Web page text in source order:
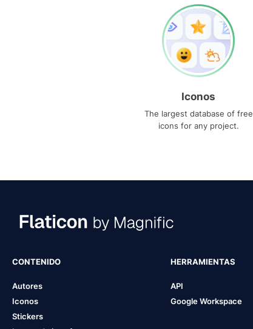
Iconos
The largest database of free
icons for any project.
CONTENIDO
Autores
Iconos
Stickers
HERRAMIENTAS
API
Google Workspace